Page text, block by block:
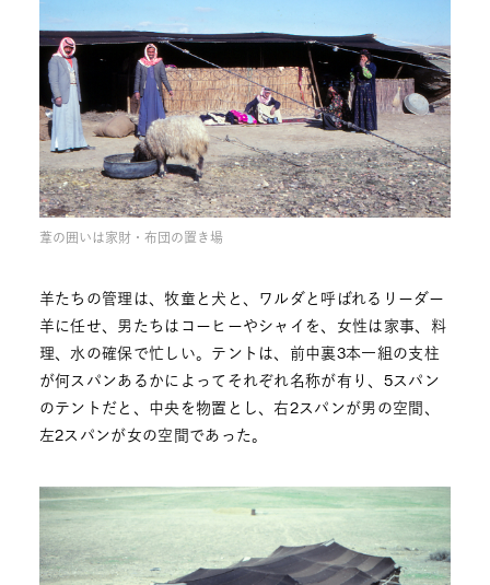
葦の囲いは家財・布団の置き場
羊たちの管理は、牧童と犬と、ワルダと呼ばれるリーダー
羊に任せ、男たちはコーヒーやシャイを、女性は家事、料
理、水の確保で忙しい。テントは、前中裏3本一組の支柱
が何スパンあるかによってそれぞれ名称が有り、5スパン
のテントだと、中央を物置とし、右2スパンが男の空間、
左2スパンが女の空間であった。